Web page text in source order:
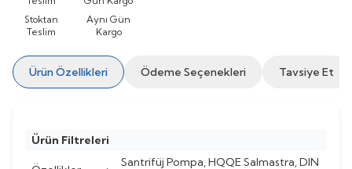
Stoktan
Teslim
Aynı Gün
Kargo
Ürün Özellikleri Ödeme Seçenekleri Tavsiye Et
Ürün Filtreleri
Santrifüj Pompa, HQQE Salmastra, DIN